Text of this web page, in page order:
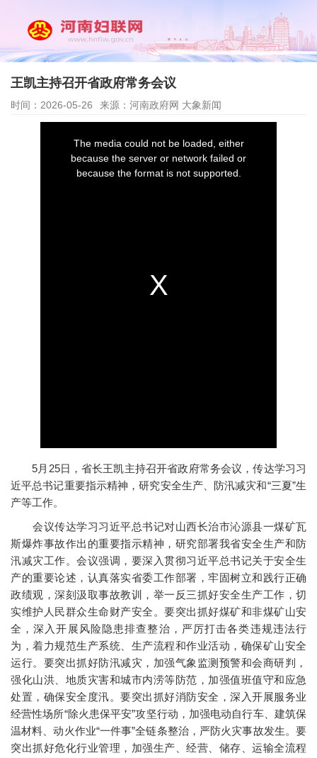
王凯主持召开省政府常务会议
时间：2026-05-26 来源：河南政府网 大象新闻
5月25日，省长王凯主持召开省政府常务会议，传达学习习
近平总书记重要指示精神，研究安全生产、防汛减灾和“三夏”生
产等工作。
会议传达学习习近平总书记对山西长治市沁源县一煤矿瓦
斯爆炸事故作出的重要指示精神，研究部署我省安全生产和防
汛减灾工作。会议强调，要深入贯彻习近平总书记关于安全生
产的重要论述，认真落实省委工作部署，牢固树立和践行正确
政绩观，深刻汲取事故教训，举一反三抓好安全生产工作，切
实维护人民群众生命财产安全。要突出抓好煤矿和非煤矿山安
全，深入开展风险隐患排查整治，严厉打击各类违规违法行
为，着力规范生产系统、生产流程和作业活动，确保矿山安全
运行。要突出抓好防汛减灾，加强气象监测预警和会商研判，
强化山洪、地质灾害和城市内涝等防范，加强值班值守和应急
处置，确保安全度汛。要突出抓好消防安全，深入开展服务业
经营性场所“除火患保平安”攻坚行动，加强电动自行车、建筑保
温材料、动火作业“一件事”全链条整治，严防火灾事故发生。要
突出抓好危化行业管理，加强生产、经营、储存、运输全流程